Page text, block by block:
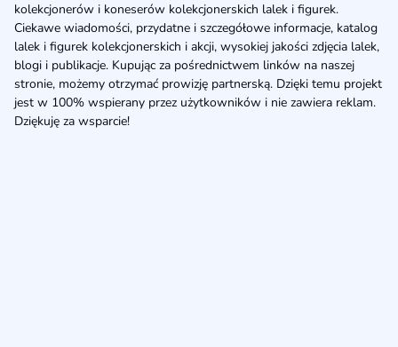
kolekcjonerów i koneserów kolekcjonerskich lalek i figurek.
Ciekawe wiadomości, przydatne i szczegółowe informacje, katalog
lalek i figurek kolekcjonerskich i akcji, wysokiej jakości zdjęcia lalek,
blogi i publikacje. Kupując za pośrednictwem linków na naszej
stronie, możemy otrzymać prowizję partnerską. Dzięki temu projekt
jest w 100% wspierany przez użytkowników i nie zawiera reklam.
Dziękuję za wsparcie!